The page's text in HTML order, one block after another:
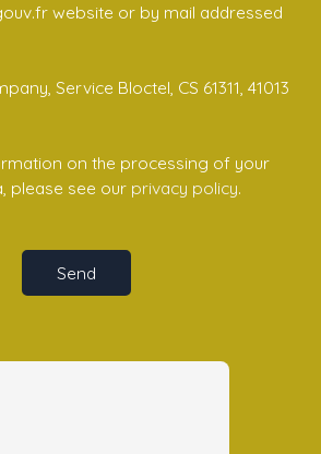
website or by mail addressed
Service Bloctel, CS 61311, 41013
on the processing of your
please see our privacy policy.
Send